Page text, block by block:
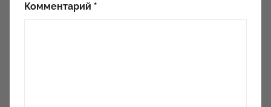
Комментарий *